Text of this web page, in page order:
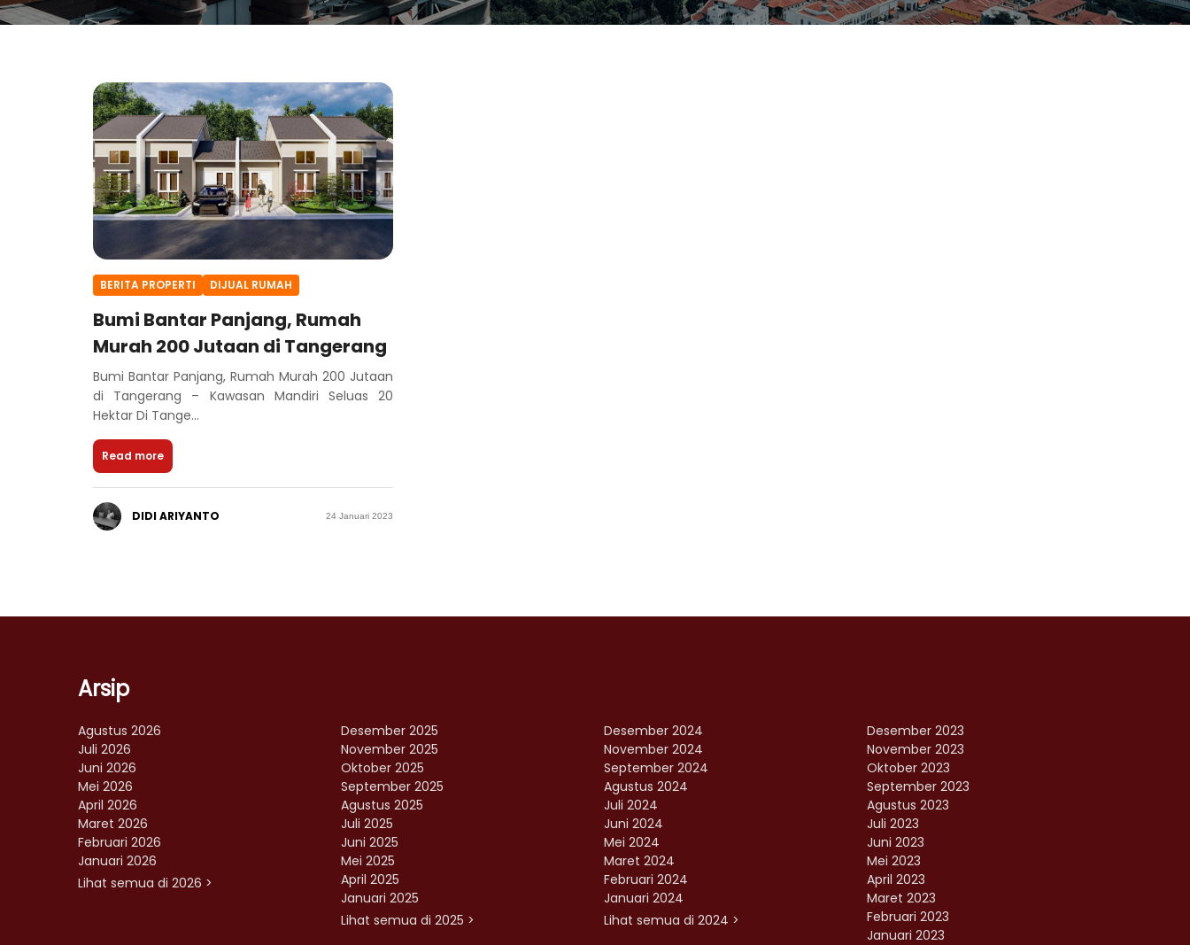
BERITA PROPERTI DIJUAL RUMAH
Bumi Bantar Panjang, Rumah
Murah 200 Jutaan di Tangerang
Bumi Bantar Panjang, Rumah Murah 200 Jutaan
di Tangerang – Kawasan Mandiri Seluas 20
Hektar Di Tange...
Read more
DIDI ARIYANTO 24 Januari 2023
Arsip
Agustus 2026
Juli 2026
Juni 2026
Mei 2026
April 2026
Maret 2026
Februari 2026
Januari 2026
Lihat semua di 2026 >
Desember 2025
November 2025
Oktober 2025
September 2025
Agustus 2025
Juli 2025
Juni 2025
Mei 2025
April 2025
Januari 2025
Lihat semua di 2025 >
Desember 2024
November 2024
September 2024
Agustus 2024
Juli 2024
Juni 2024
Mei 2024
Maret 2024
Februari 2024
Januari 2024
Lihat semua di 2024 >
Desember 2023
November 2023
Oktober 2023
September 2023
Agustus 2023
Juli 2023
Juni 2023
Mei 2023
April 2023
Maret 2023
Februari 2023
Januari 2023